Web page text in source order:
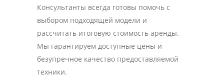
Консультанты всегда готовы помочь с
выбором подходящей модели и
рассчитать итоговую стоимость аренды.
Мы гарантируем доступные цены и
безупречное качество предоставляемой
техники.